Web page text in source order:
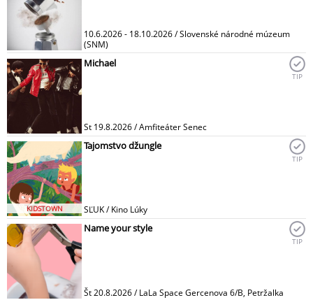
10.6.2026 - 18.10.2026 / Slovenské národné múzeum
(SNM)
Michael
St 19.8.2026 / Amfiteáter Senec
TIP
KIDSTOWN
Tajomstvo džungle
SĽUK / Kino Lúky
TIP
Name your style
Št 20.8.2026 / LaLa Space Gercenova 6/B, Petržalka
TIP